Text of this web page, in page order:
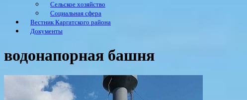
Сельское хозяйство
Социальная сфера
Вестник Каргатского района
Документы
водонапорная башня